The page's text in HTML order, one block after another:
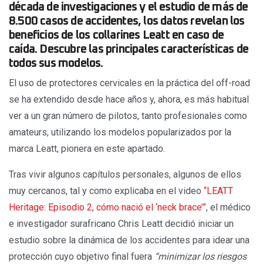
década de investigaciones y el estudio de más de
8.500 casos de accidentes, los datos revelan los
beneficios de los collarines Leatt en caso de
caída. Descubre las principales características de
todos sus modelos.
El uso de protectores cervicales en la práctica del off-road
se ha extendido desde hace años y, ahora, es más habitual
ver a un gran número de pilotos, tanto profesionales como
amateurs, utilizando los modelos popularizados por la
marca Leatt, pionera en este apartado.
Tras vivir algunos capítulos personales, algunos de ellos
muy cercanos, tal y como explicaba en el video “LEATT
Heritage: Episodio 2, cómo nació el ‘neck brace’”, el médico
e investigador surafricano Chris Leatt decidió iniciar un
estudio sobre la dinámica de los accidentes para idear una
protección cuyo objetivo final fuera “minimizar los riesgos